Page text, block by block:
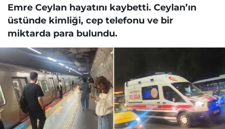
Emre Ceylan hayatını kaybetti. Ceylan’ın
üstünde kimliği, cep telefonu ve bir
miktarda para bulundu.